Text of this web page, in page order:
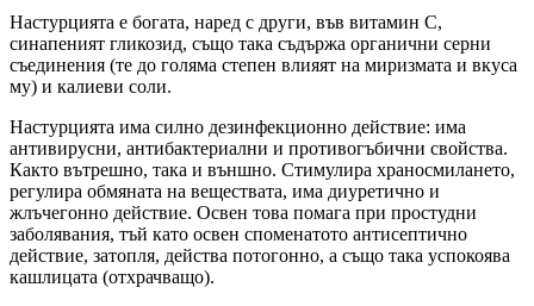
Настурцията е богата, наред с други, във витамин С,
синапеният гликозид, също така съдържа органични серни
съединения (те до голяма степен влияят на миризмата и вкуса
му) и калиеви соли.
Настурцията има силно дезинфекционно действие: има
антивирусни, антибактериални и противогъбични свойства.
Както вътрешно, така и външно. Стимулира храносмилането,
регулира обмяната на веществата, има диуретично и
жлъчегонно действие. Освен това помага при простудни
заболявания, тъй като освен споменатото антисептично
действие, затопля, действа потогонно, а също така успокоява
кашлицата (отхрачващо).